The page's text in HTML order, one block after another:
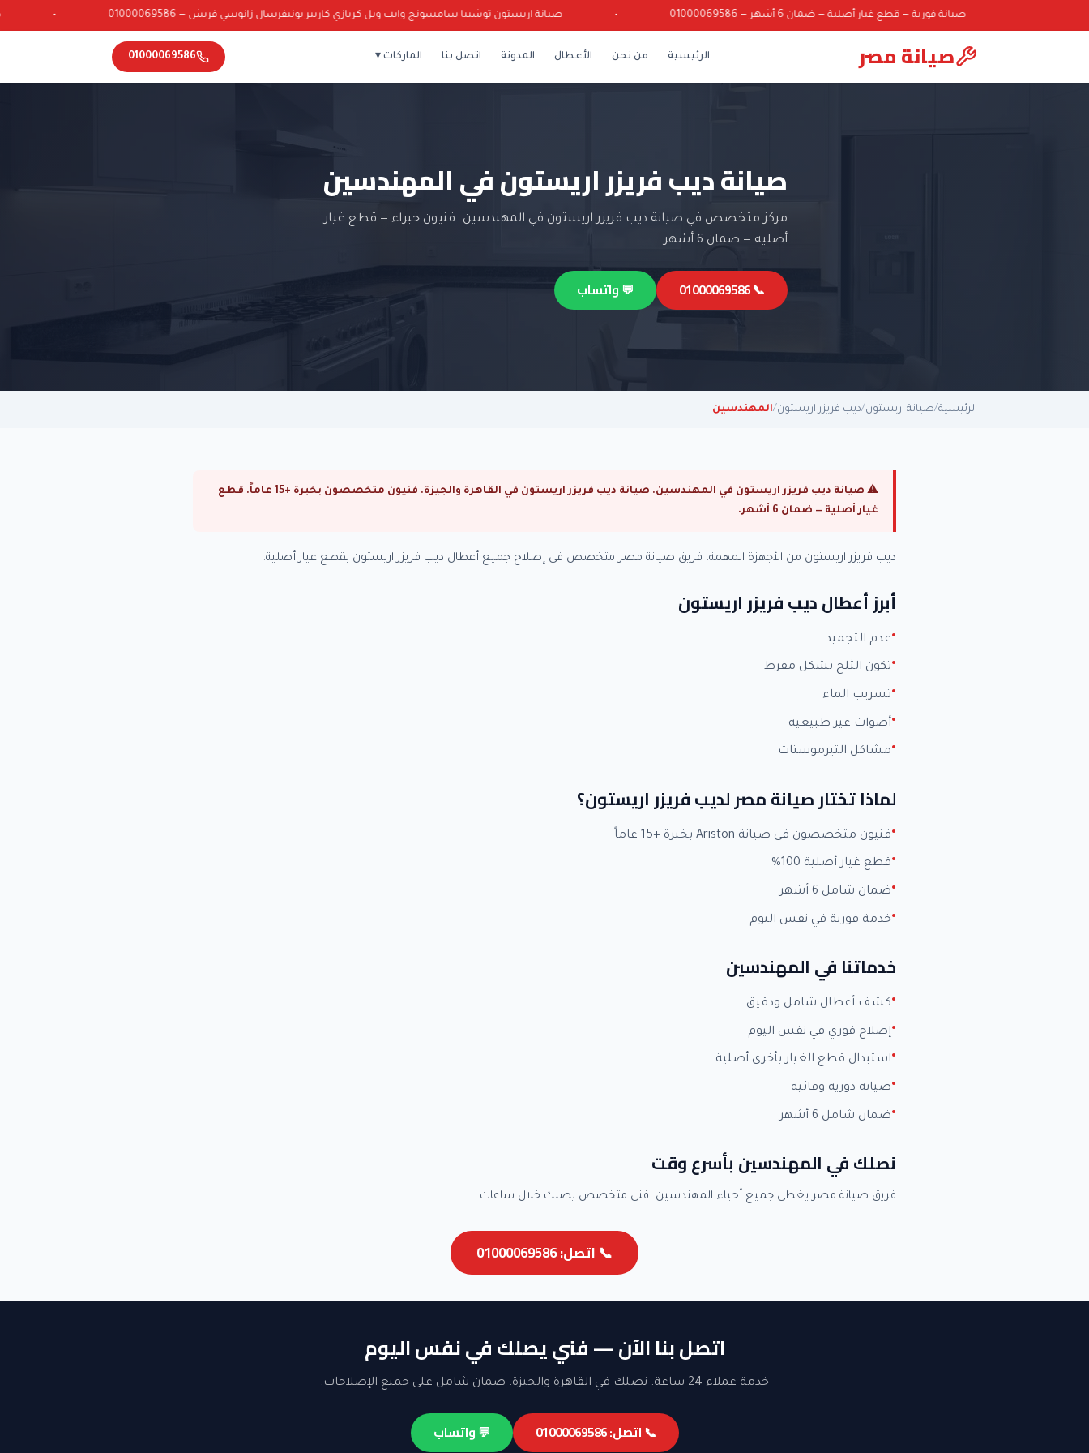
صيانة فورية — قطع غيار أصلية — ضمان 6 أشهر — 01000069586 صيانة اريستون توشيبا سامسونج وايت ويل كريازي كاريير يونيفرسال زانوسي فريش — 01000069586
صيانة مصر الرئيسية من نحن الأعطال المدونة اتصل بنا الماركات ▾ 01000069586
صيانة ديب فريزر اريستون في المهندسين
مركز متخصص في صيانة ديب فريزر اريستون في المهندسين. فنيون خبراء — قطع غيار
أصلية — ضمان 6 أشهر.
📞 01000069586 💬 واتساب
الرئيسية/صيانة اريستون/ديب فريزر اريستون/المهندسين
⚠ صيانة ديب فريزر اريستون في المهندسين. صيانة ديب فريزر اريستون في القاهرة والجيزة. فنيون متخصصون بخبرة +15 عاماً. قطع
غيار أصلية — ضمان 6 أشهر.
ديب فريزر اريستون من الأجهزة المهمة. فريق صيانة مصر متخصص في إصلاح جميع أعطال ديب فريزر اريستون بقطع غيار أصلية.
أبرز أعطال ديب فريزر اريستون
عدم التجميد
تكون الثلج بشكل مفرط
تسريب الماء
أصوات غير طبيعية
مشاكل التيرموستات
لماذا تختار صيانة مصر لديب فريزر اريستون؟
فنيون متخصصون في صيانة Ariston بخبرة +15 عاماً
قطع غيار أصلية 100%
ضمان شامل 6 أشهر
خدمة فورية في نفس اليوم
خدماتنا في المهندسين
كشف أعطال شامل ودقيق
إصلاح فوري في نفس اليوم
استبدال قطع الغيار بأخرى أصلية
صيانة دورية وقائية
ضمان شامل 6 أشهر
نصلك في المهندسين بأسرع وقت
فريق صيانة مصر يغطي جميع أحياء المهندسين. فني متخصص يصلك خلال ساعات.
📞 اتصل: 01000069586
اتصل بنا الآن — فني يصلك في نفس اليوم
خدمة عملاء 24 ساعة. نصلك في القاهرة والجيزة. ضمان شامل على جميع الإصلاحات.
📞 اتصل: 01000069586 💬 واتساب